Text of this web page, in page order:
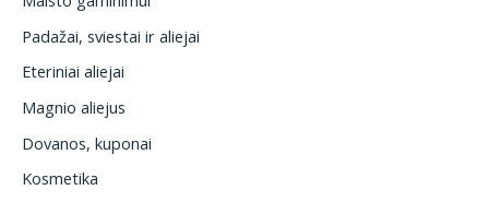
Padažai, sviestai ir aliejai
Eteriniai aliejai
Magnio aliejus
Dovanos, kuponai
Kosmetika